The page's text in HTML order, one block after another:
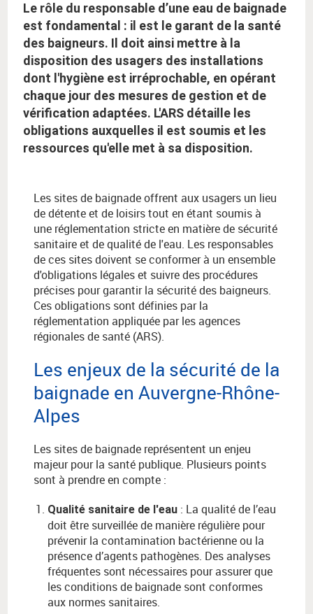
Le rôle du responsable d’une eau de baignade
est fondamental : il est le garant de la santé
des baigneurs. Il doit ainsi mettre à la
disposition des usagers des installations
dont l'hygiène est irréprochable, en opérant
chaque jour des mesures de gestion et de
vérification adaptées. L'ARS détaille les
obligations auxquelles il est soumis et les
ressources qu'elle met à sa disposition.
Les sites de baignade offrent aux usagers un lieu
de détente et de loisirs tout en étant soumis à
une réglementation stricte en matière de sécurité
sanitaire et de qualité de l'eau. Les responsables
de ces sites doivent se conformer à un ensemble
d'obligations légales et suivre des procédures
précises pour garantir la sécurité des baigneurs.
Ces obligations sont définies par la
réglementation appliquée par les agences
régionales de santé (ARS).
Les enjeux de la sécurité de la
baignade en Auvergne-Rhône-
Alpes
Les sites de baignade représentent un enjeu
majeur pour la santé publique. Plusieurs points
sont à prendre en compte :
Qualité sanitaire de l'eau : La qualité de l’eau
doit être surveillée de manière régulière pour
prévenir la contamination bactérienne ou la
présence d’agents pathogènes. Des analyses
fréquentes sont nécessaires pour assurer que
les conditions de baignade sont conformes
aux normes sanitaires.